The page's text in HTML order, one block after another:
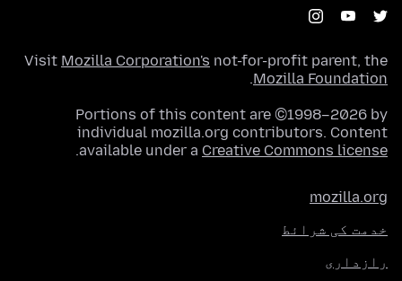
Visit Mozilla Corporation's not-for-profit parent, the
Mozilla Foundation
.
Portions of this content are ©1998–2026 by
individual mozilla.org contributors. Content
available under a Creative Commons license
.
mozilla.org
خدمت کی شرائط
رازداری